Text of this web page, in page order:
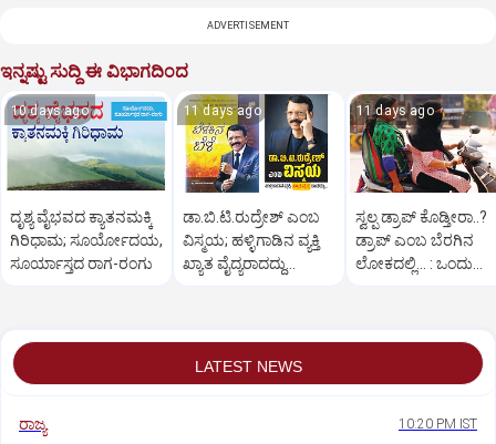
ADVERTISEMENT
ಇನ್ನಷ್ಟು ಸುದ್ದಿ ಈ ವಿಭಾಗದಿಂದ
10 days ago
ದೃಶ್ಯ ವೈಭವದ ಕ್ಯಾತನಮಕ್ಕಿ
ಗಿರಿಧಾಮ; ಸೂರ್ಯೋದಯ,
ಸೂರ್ಯಾಸ್ತದ ರಾಗ-ರಂಗು
11 days ago
ಡಾ.ಬಿ.ಟಿ.ರುದ್ರೇಶ್‌ ಎಂಬ
ವಿಸ್ಮಯ; ಹಳ್ಳಿಗಾಡಿನ ವ್ಯಕ್ತಿ
ಖ್ಯಾತ ವೈದ್ಯರಾದದ್ದು...
11 days ago
ಸ್ವಲ್ಪ ಡ್ರಾಪ್ ಕೊಡ್ತೀರಾ..?
ಡ್ರಾಪ್ ಎಂಬ ಬೆರಗಿನ
ಲೋಕದಲ್ಲಿ... : ಒಂದು
LATEST NEWS
ರಾಜ್ಯ 10:20 PM IST